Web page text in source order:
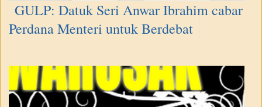
GULP: Datuk Seri Anwar Ibrahim cabar
Perdana Menteri untuk Berdebat